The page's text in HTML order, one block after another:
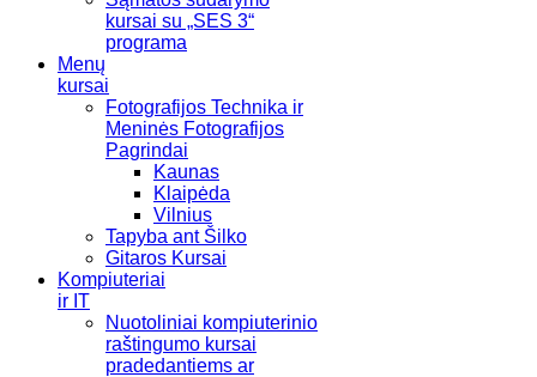
kursai su „SES 3“
programa
Menų
kursai
Fotografijos Technika ir
Meninės Fotografijos
Pagrindai
Kaunas
Klaipėda
Vilnius
Tapyba ant Šilko
Gitaros Kursai
Kompiuteriai
ir IT
Nuotoliniai kompiuterinio
raštingumo kursai
pradedantiems ar